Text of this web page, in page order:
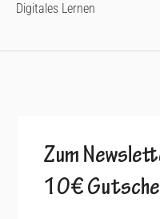
Digitales Lernen
Zum
10€